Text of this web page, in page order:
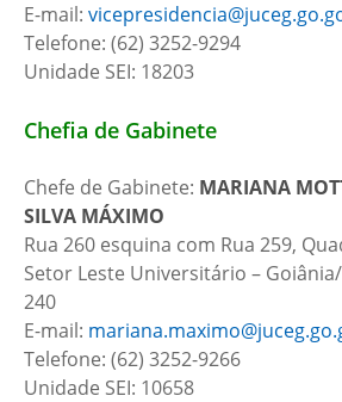
E-mail:
Telefone: (62) 3252-9294
Unidade SEI: 18203
Chefia de Gabinete
Chefe de Gabinete: MARIANA
SILVA MÁXIMO
Rua 260 esquina com Rua 259,
Setor Leste Universitário – Goiânia/
240
E-mail:
Telefone: (62) 3252-9266
Unidade SEI: 10658